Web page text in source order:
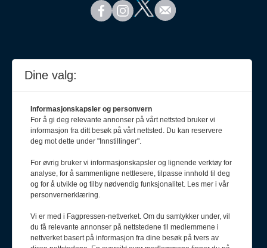
Meld deg på nyhetsbrev
Dine valg:
Informasjonskapsler og personvern
For å gi deg relevante annonser på vårt nettsted bruker vi
informasjon fra ditt besøk på vårt nettsted. Du kan reservere
deg mot dette under "Innstillinger".
For øvrig bruker vi informasjonskapsler og lignende verktøy for
analyse, for å sammenligne nettlesere, tilpasse innhold til deg
og for å utvikle og tilby nødvendig funksjonalitet. Les mer i vår
personvernerklæring.
Vi er med i Fagpressen-nettverket. Om du samtykker under, vil
du få relevante annonser på nettstedene til medlemmene i
nettverket basert på informasjon fra dine besøk på tvers av